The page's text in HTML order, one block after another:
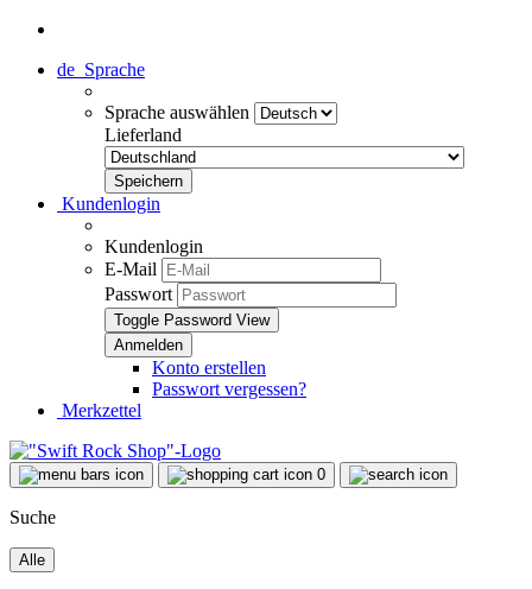
de Sprache
Sprache auswählen
Lieferland
Kundenlogin
Kundenlogin
E-Mail
Passwort
Toggle Password View
Konto erstellen
Passwort vergessen?
Merkzettel
0
Suche
Alle